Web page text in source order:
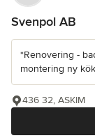
Svenpol AB
*Renovering -
montering ny
436 32, ASKIM